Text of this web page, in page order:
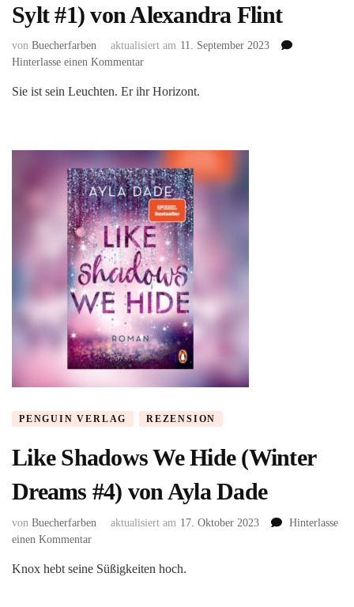
Sylt #1) von Alexandra Flint
von Buecherfarben aktualisiert am 11. September 2023
Hinterlasse einen Kommentarzu
Horizont
of
Sylt
#1)
von
Alexandra
Flint
Sie ist sein Leuchten. Er ihr Horizont.
PENGUIN VERLAG REZENSION
Like Shadows We Hide (Winter
Dreams #4) von Ayla Dade
von Buecherfarben aktualisiert am 17. Oktober 2023
Hinterlasse
einen Kommentarzu
Shadows
Knox hebt seine Süßigkeiten hoch.